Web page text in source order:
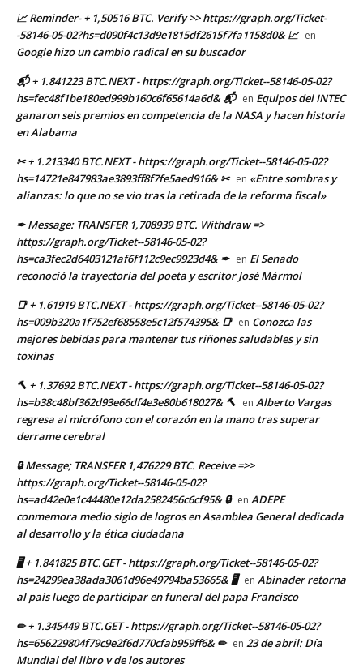
📈 Reminder- + 1,50516 BTC. Verify >> https://graph.org/Ticket-
-58146-05-02?hs=d090f4c13d9e1815df2615f7fa1158d0& 📈 en
Google hizo un cambio radical en su buscador
📬 + 1.841223 BTC.NEXT - https://graph.org/Ticket--58146-05-02?
hs=fec48f1be180ed999b160c6f65614a6d& 📬 en Equipos del INTEC
ganaron seis premios en competencia de la NASA y hacen historia
en Alabama
✂ + 1.213340 BTC.NEXT - https://graph.org/Ticket--58146-05-02?
hs=14721e847983ae3893ff8f7fe5aed916& ✂ en «Entre sombras y
alianzas: lo que no se vio tras la retirada de la reforma fiscal»
✒ Message: TRANSFER 1,708939 BTC. Withdraw =>
https://graph.org/Ticket--58146-05-02?
hs=ca3fec2d6403121af6f112c9ec9923d4& ✒ en El Senado
reconoció la trayectoria del poeta y escritor José Mármol
📑 + 1.61919 BTC.NEXT - https://graph.org/Ticket--58146-05-02?
hs=009b320a1f752ef68558e5c12f574395& 📑 en Conozca las
mejores bebidas para mantener tus riñones saludables y sin
toxinas
🔨 + 1.37692 BTC.NEXT - https://graph.org/Ticket--58146-05-02?
hs=b38c48bf362d93e66df4e3e80b618027& 🔨 en Alberto Vargas
regresa al micrófono con el corazón en la mano tras superar
derrame cerebral
🔒 Message; TRANSFER 1,476229 BTC. Receive =>>
https://graph.org/Ticket--58146-05-02?
hs=ad42e0e1c44480e12da2582456c6cf95& 🔒 en ADEPE
conmemora medio siglo de logros en Asamblea General dedicada
al desarrollo y la ética ciudadana
🖥 + 1.841825 BTC.GET - https://graph.org/Ticket--58146-05-02?
hs=24299ea38ada3061d96e49794ba53665& 🖥 en Abinader retorna
al país luego de participar en funeral del papa Francisco
✏ + 1.345449 BTC.GET - https://graph.org/Ticket--58146-05-02?
hs=656229804f79c9e2f6d770cfab959ff6& ✏ en 23 de abril: Día
Mundial del libro y de los autores